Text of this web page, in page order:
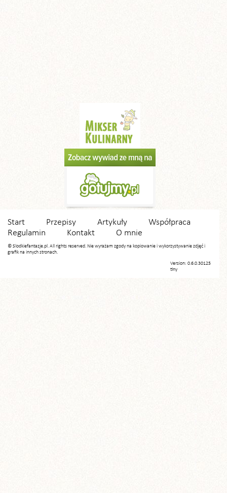
Start Przepisy Artykuły
Współpraca
Regulamin
Kontakt O mnie
© Slodkiefantazje.pl. All rights reserved. Nie wyrażam zgody na kopiowanie i wykorzystywanie zdjęć i
grafik na innych stronach.
Version: 0.6.0.30125
tiny